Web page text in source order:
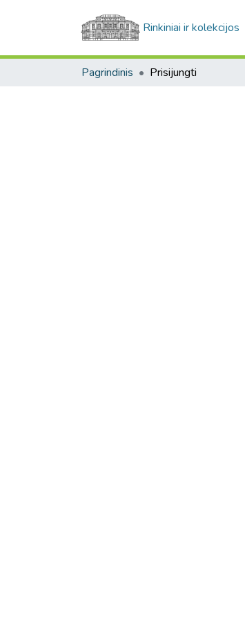
Rinkiniai ir kolekcijos
Pagrindinis Prisijungti